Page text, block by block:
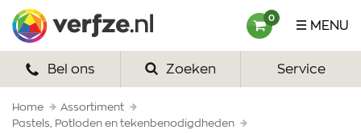
naar
content
MENU
0
HOME
VERF
Bel ons Zoeken Service
Home
Assortiment
Pastels, Potloden en tekenbenodigdheden